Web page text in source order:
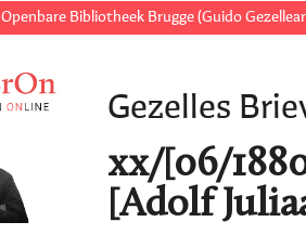
Openbare Bibliotheek Brugge (Guido
Gezelles
xx/[06/
[Adolf